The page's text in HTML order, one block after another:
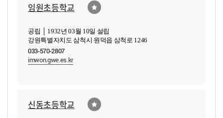
임원초등학교
공립 │ 1932년 03월 10일 설립
강원특별자치도 삼척시 원덕읍 삼척로 1246
033-570-2807
imwon.gwe.es.kr
신동초등학교